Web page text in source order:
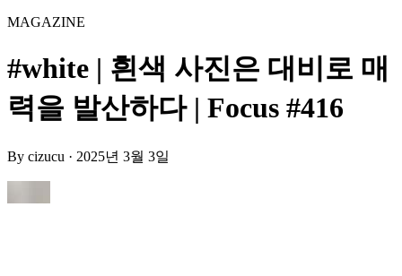
MAGAZINE
#white | 흰색 사진은 대비로 매
력을 발산하다 | Focus #416
By cizucu · 2025년 3월 3일